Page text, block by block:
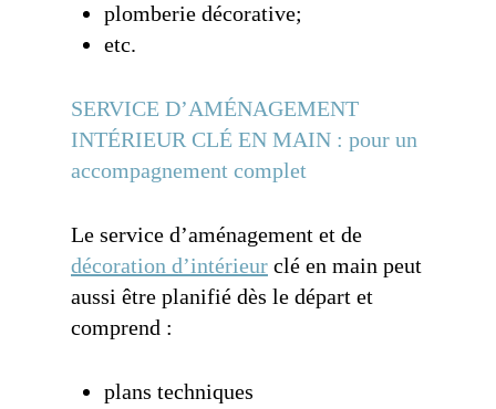
plomberie décorative;
etc.
SERVICE D’AMÉNAGEMENT
INTÉRIEUR CLÉ EN MAIN : pour un
accompagnement complet
Le service d’aménagement et de
décoration d’intérieur clé en main peut
aussi être planifié dès le départ et
comprend :
plans techniques